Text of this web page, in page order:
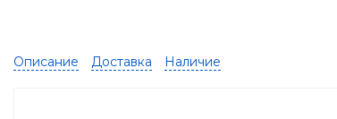
Описание Доставка Наличие